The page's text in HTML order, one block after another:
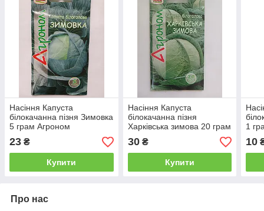
Насіння Капуста
білокачанна пізня Зимовка
5 грам Агроном
23 ₴
Купити
Насіння Капуста
білокачанна пізня
Харківська зимова 20 грам
Riva
30₴
Купити
1
10
Про нас